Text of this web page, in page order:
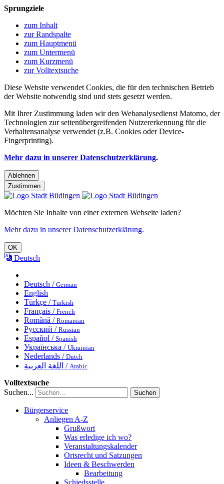
Sprungziele
zum Inhalt
zur Randspalte
zum Hauptmenü
zum Untermenü
zum Kurzmenü
zur Volltextsuche
Diese Website verwendet Cookies, die für den technischen Betrieb
der Website notwendig sind und stets gesetzt werden.
Mit Ihrer Zustimmung laden wir den Webanalysedienst Matomo, der
Technologien zur seitenübergreifenden Nutzererkennung für die
Verhaltensanalyse verwendet (z.B. Cookies oder Device-
Fingerprinting).
Mehr dazu in unserer Datenschutzerklärung.
Ablehnen
Zustimmen
Möchten Sie Inhalte von einer externen Webseite laden?
Mehr dazu in unserer Datenschutzerklärung.
OK
Deutsch
Deutsch / German
English
Türkçe / Turkish
Français / French
Română / Romanian
Русский / Russian
Español / Spanish
Українська / Ukrainian
Nederlands / Dutch
اللغة العربية / Arabic
Volltextsuche
Suchen...
Suchen
Bürgerservice
Anliegen A-Z
Grußwort
Was erledige ich wo?
Veranstaltungskalender
Ortsrecht und Satzungen
Ideen & Beschwerden
Bearbeitung
Schiedsstelle